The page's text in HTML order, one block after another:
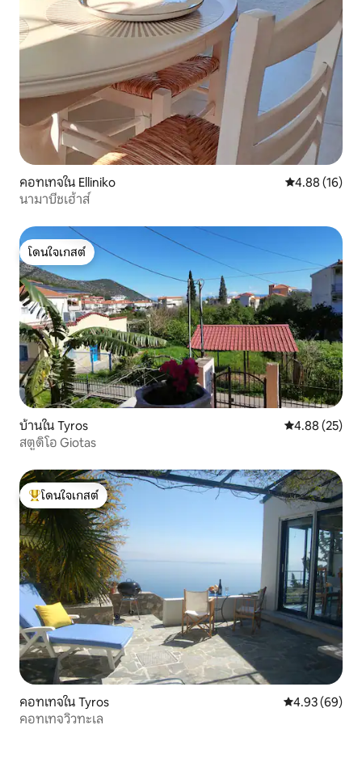
คอทเทจใน Elliniko คะแนนเฉลี่ย
4.88 (16)
นามาบีชเฮ้าส์
โดนใจเกสต์
โดนใจเกสต์
บ้านใน Tyros คะแนนเฉลี่ย
4.88 (25)
สตูดิโอ Giotas
โดนใจเกสต์ที่สุด
โดนใจเกสต์
คอทเทจใน Tyros คะแนนเฉลี่ย
4.93 (69)
คอทเทจวิวทะเล